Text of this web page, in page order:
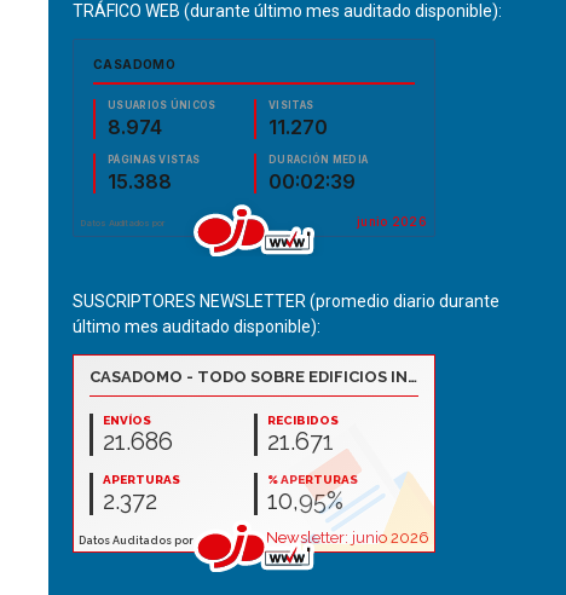
TRÁFICO WEB (durante último mes auditado disponible):
SUSCRIPTORES NEWSLETTER (promedio diario durante
último mes auditado disponible):